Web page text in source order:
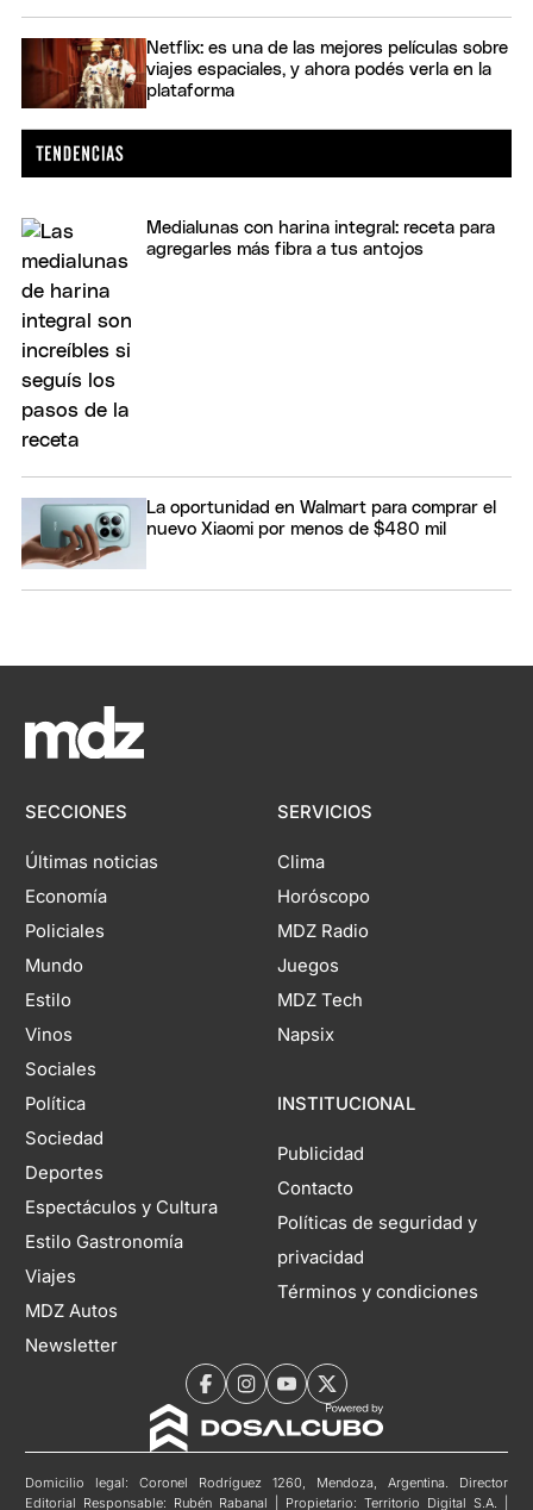
Netflix: es una de las mejores películas sobre
viajes espaciales, y ahora podés verla en la
plataforma
Medialunas con harina integral: receta para
agregarles más fibra a tus antojos
La oportunidad en Walmart para comprar el
nuevo Xiaomi por menos de $480 mil
SECCIONES
Últimas noticias
Economía
Policiales
Mundo
Estilo
Vinos
Sociales
Política
Sociedad
Deportes
Espectáculos y Cultura
Estilo Gastronomía
Viajes
MDZ Autos
Newsletter
SERVICIOS
Clima
Horóscopo
MDZ Radio
Juegos
MDZ Tech
Napsix
INSTITUCIONAL
Publicidad
Contacto
Políticas de seguridad y
privacidad
Términos y condiciones
Domicilio legal: Coronel Rodríguez 1260, Mendoza, Argentina. Director
Editorial Responsable: Rubén Rabanal | Propietario: Territorio Digital S.A. |